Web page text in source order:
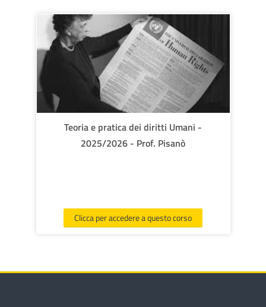
Teoria e pratica dei diritti Umani -
2025/2026 - Prof. Pisanò
Clicca per accedere a questo corso